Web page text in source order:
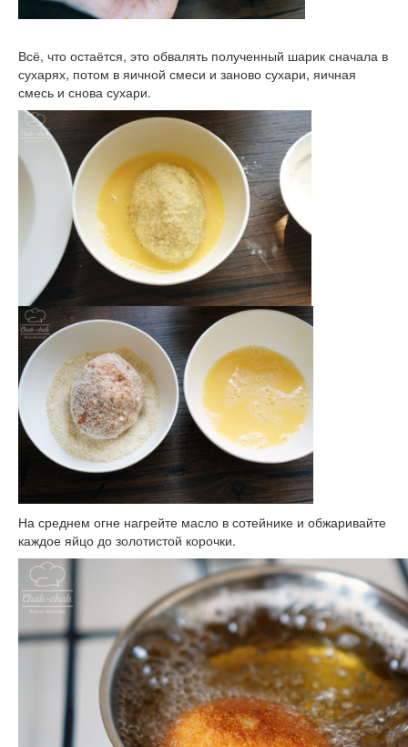
Всё, что остаётся, это обвалять полученный шарик сначала в
сухарях, потом в яичной смеси и заново сухари, яичная
смесь и снова сухари.
На среднем огне нагрейте масло в сотейнике и обжаривайте
каждое яйцо до золотистой корочки.